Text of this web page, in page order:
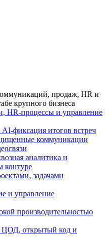
продаж, HR и
крупного бизнеса
HR-процессы и управление
фиксация итогов встреч
коммуникации
аналитика и
контуре
задачами
и управление
производительностью
ЦОД, открытый код и